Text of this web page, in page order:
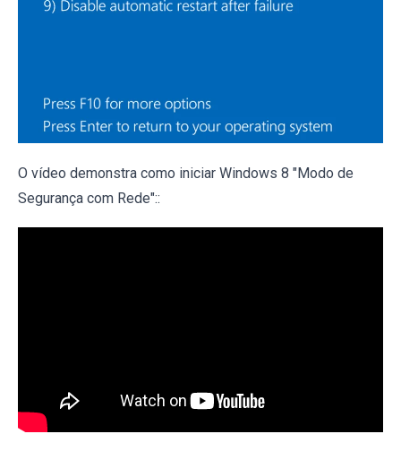
O vídeo demonstra como iniciar Windows 8 "Modo de
Segurança com Rede"::